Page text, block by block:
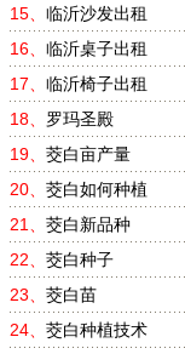
15、 临沂沙发出租
16、 临沂桌子出租
17、 临沂椅子出租
18、 罗玛圣殿
19、 茭白亩产量
20、 茭白如何种植
21、 茭白新品种
22、 茭白种子
23、 茭白苗
24、 茭白种植技术